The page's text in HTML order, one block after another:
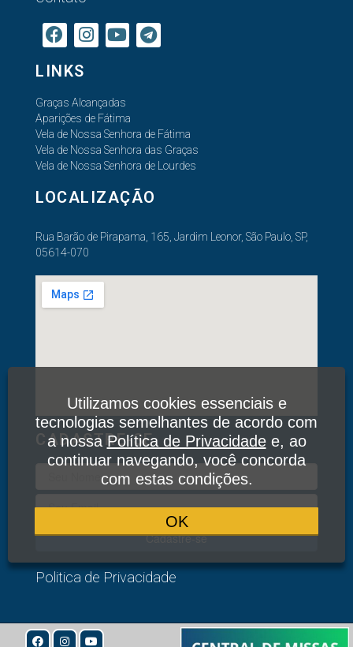
LINKS
Graças Alcançadas
Aparições de Fátima
Vela de Nossa Senhora de Fátima
Vela de Nossa Senhora das Graças
Vela de Nossa Senhora de Lourdes
LOCALIZAÇÃO
Rua Barão de Pirapama, 165, Jardim Leonor, São Paulo, SP,
05614-070
CADASTRE-SE
Cadastre-se
Politica de Privacidade
© 2020 Todos os Direitos Reservados: Associação Devotos
Utilizamos cookies essenciais e
tecnologias semelhantes de acordo com
a nossaPolítica de Privacidadee, ao
continuar navegando, você concorda
com estas condições.
OK